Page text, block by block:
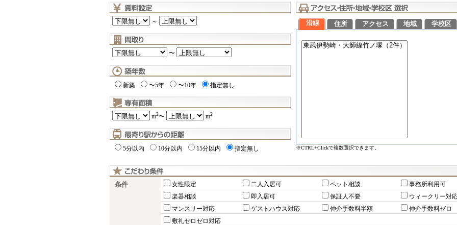
～
〜
新築 〜5年 〜10年 指定無し
m2〜 m2
5分以内 10分以内 15分以内 指定無し
沿線 住所 アクセス 地域 学校区
※CTRL+Clickで複数選択できます。
条件 女性限定 二人入居可 ペット相談
事務所利用可
楽器相談
即入居可 保証人不要
ウィークリー対
マンスリー対応
ゲストハウス対応 仲介手数料半額
仲介手数料ゼロ
敷礼ゼロゼロ対応